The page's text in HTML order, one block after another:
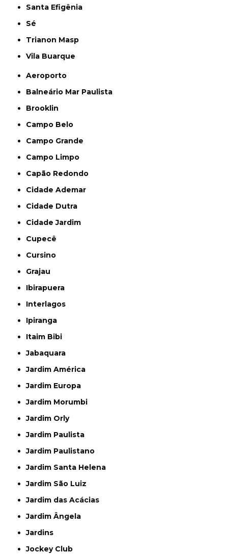
Santa Efigênia
Sé
Trianon Masp
Vila Buarque
Aeroporto
Balneário Mar Paulista
Brooklin
Campo Belo
Campo Grande
Campo Limpo
Capão Redondo
Cidade Ademar
Cidade Dutra
Cidade Jardim
Cupecê
Cursino
Grajau
Ibirapuera
Interlagos
Ipiranga
Itaim Bibi
Jabaquara
Jardim América
Jardim Europa
Jardim Morumbi
Jardim Orly
Jardim Paulista
Jardim Paulistano
Jardim Santa Helena
Jardim São Luiz
Jardim das Acácias
Jardim Ângela
Jardins
Jockey Club